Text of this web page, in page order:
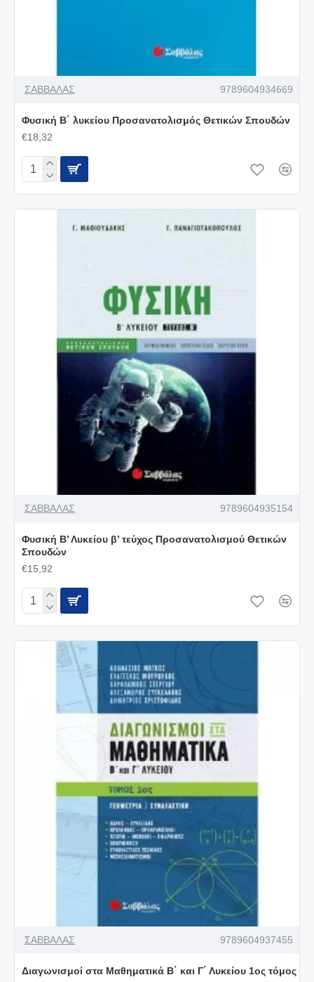
ΣΑΒΒΑΛΑΣ 9789604934669
Φυσική Β΄ λυκείου Προσανατολισμός Θετικών Σπουδών
€18,32
ΣΑΒΒΑΛΑΣ 9789604935154
Φυσική Β’ Λυκείου β’ τεύχος Προσανατολισμού Θετικών
Σπουδών
€15,92
ΣΑΒΒΑΛΑΣ 9789604937455
Διαγωνισμοί στα Μαθηματικά Β΄ και Γ΄ Λυκείου 1ος τόμος